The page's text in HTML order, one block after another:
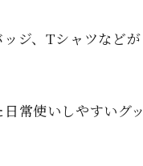
ジ、Tシャツなどが
常使いしやすいグッ